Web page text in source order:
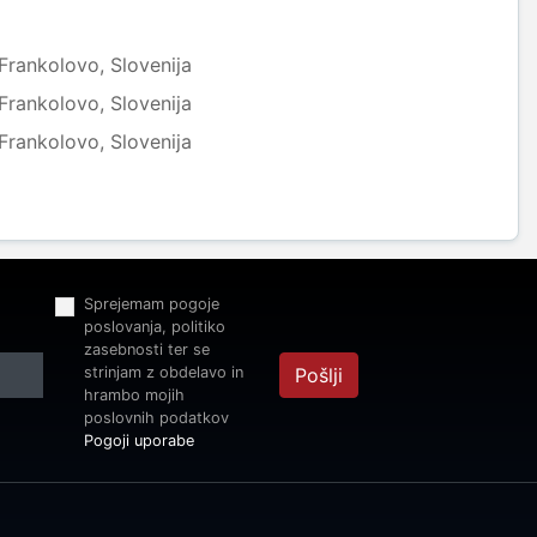
Slovenija
Slovenija
Slovenija
Sprejemam pogoje
poslovanja, politiko
zasebnosti ter se
strinjam z obdelavo in
hrambo mojih
poslovnih podatkov
Pogoji uporabe
Pošlji